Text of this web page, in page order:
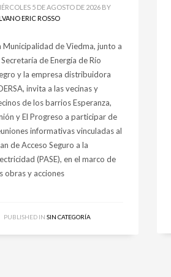
5 DE AGOSTO DE 2026 BY
ERIC ROSSO
Municipalidad de Viedma, junto a
de Energía de Río
y la empresa distribuidora
invita a las vecinas y
de los barrios Esperanza,
y El Progreso a participar de
informativas vinculadas al
de Acceso Seguro a la
(PASE), en el marco de
obras y acciones
PUBLISHED IN SIN CATEGORÍA